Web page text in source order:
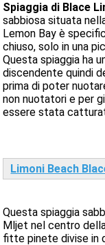
Spiaggia di Blace
sabbiosa situata
Lemon Bay è
chiuso, solo in una
Questa spiaggia ha
discendente quindi
prima di poter
non nuotatori e per
essere stata
Limoni Beach
Questa spiaggia
Mljet nel centro
fitte pinete divise in